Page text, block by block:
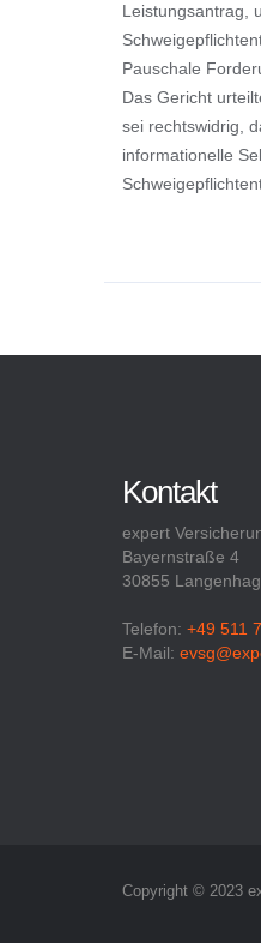
Leistungsantrag,
Pauschale
Das Gericht
sei rechtswidrig,
informationelle
Kontakt
expert
Bayernstraße 4
30855
Telefon: +49 511
E-Mail:
Copyright © 2023